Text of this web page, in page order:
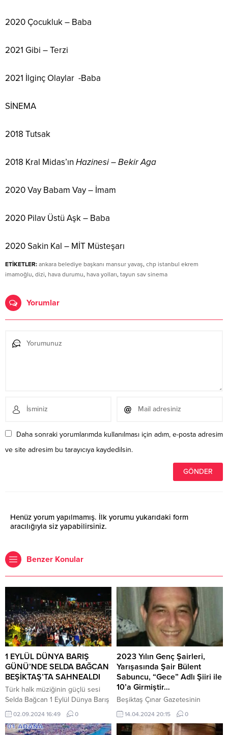
2020 Çocukluk – Baba
2021 Gibi – Terzi
2021 İlginç Olaylar -Baba
SİNEMA
2018 Tutsak
2018 Kral Midas’ın Hazinesi – Bekir Aga
2020 Vay Babam Vay – İmam
2020 Pilav Üstü Aşk – Baba
2020 Sakin Kal – MİT Müsteşarı
ETİKETLER: ankara belediye başkanı mansur yavaş, chp istanbul ekrem
imamoğlu, dizi, hava durumu, hava yolları, tayun sav sinema
Yorumlar
Daha sonraki yorumlarımda kullanılması için adım, e-posta adresim
ve site adresim bu tarayıcıya kaydedilsin.
Henüz yorum yapılmamış. İlk yorumu yukarıdaki form
aracılığıyla siz yapabilirsiniz.
Benzer Konular
1 EYLÜL DÜNYA BARIŞ
GÜNÜ’NDE SELDA BAĞCAN
BEŞİKTAŞ’TA SAHNEALDI
Türk halk müziğinin güçlü sesi
Selda Bağcan 1 Eylül Dünya Barış
Günü’nde BeşiktaşBarbaros
Meydanı’nda muhteşem bir
konser verdi. Beşiktaş Belediyesi
02.09.2024 16:49 0
2023 Yılın Genç Şairleri,
Yarışasında Şair Bülent
Sabuncu, “Gece” Adlı Şiiri ile
10’a Girmiştir…
Beşiktaş Çınar Gazetesinin
düzenlediği 2023 Yılın Genç
Şairleri şiir yarışasında 100 şiir
arasından şair Bülent Sabuncu,
14.04.2024 20:15 0